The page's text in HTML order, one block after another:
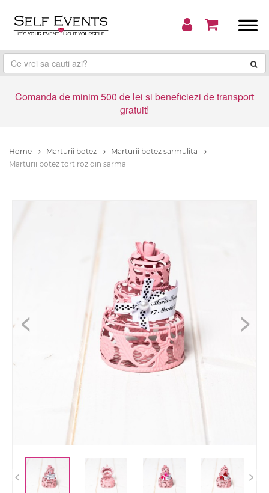
Comanda de minim 500 de lei si beneficiezi de transport
gratuit!
Home Marturii botez
Marturii botez sarmulita
Marturii botez tort roz din sarma
< >
< >